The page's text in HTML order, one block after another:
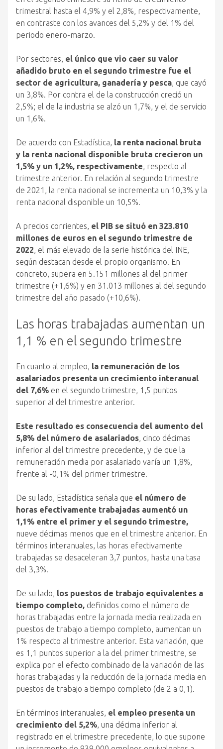
trimestral hasta el 4,9% y el 2,8%, respectivamente,
en contraste con los avances del 5,2% y del 1% del
periodo enero-marzo.
Por sectores, el único que vio caer su valor
añadido bruto en el segundo trimestre fue el
sector de agricultura, ganadería y pesca, que cayó
un 3,8%. Por contra el de la construcción creció un
2,5%; el de la industria se alzó un 1,7%, y el de servicio
un 1,6%.
De acuerdo con Estadística, la renta nacional bruta
y la renta nacional disponible bruta crecieron un
1,5% y un 1,2%, respectivamente, respecto al
trimestre anterior. En relación al segundo trimestre
de 2021, la renta nacional se incrementa un 10,3% y la
renta nacional disponible un 10,5%.
A precios corrientes, el PIB se situó en 323.810
millones de euros en el segundo trimestre de
2022, el más elevado de la serie histórica del INE,
según destacan desde el propio organismo. En
concreto, supera en 5.151 millones al del primer
trimestre (+1,6%) y en 31.013 millones al del segundo
trimestre del año pasado (+10,6%).
Las horas trabajadas aumentan un
1,1 % en el segundo trimestre
En cuanto al empleo, la remuneración de los
asalariados presenta un crecimiento interanual
del 7,6% en el segundo trimestre, 1,5 puntos
superior al del trimestre anterior.
Este resultado es consecuencia del aumento del
5,8% del número de asalariados, cinco décimas
inferior al del trimestre precedente, y de que la
remuneración media por asalariado varía un 1,8%,
frente al -0,1% del primer trimestre.
De su lado, Estadística señala que el número de
horas efectivamente trabajadas aumentó un
1,1% entre el primer y el segundo trimestre,
nueve décimas menos que en el trimestre anterior. En
términos interanuales, las horas efectivamente
trabajadas se desaceleran 3,7 puntos, hasta una tasa
del 3,3%.
De su lado, los puestos de trabajo equivalentes a
tiempo completo, definidos como el número de
horas trabajadas entre la jornada media realizada en
puestos de trabajo a tiempo completo, aumentan un
1% respecto al trimestre anterior. Esta variación, que
es 1,1 puntos superior a la del primer trimestre, se
explica por el efecto combinado de la variación de las
horas trabajadas y la reducción de la jornada media en
puestos de trabajo a tiempo completo (de 2 a 0,1).
En términos interanuales, el empleo presenta un
crecimiento del 5,2%, una décima inferior al
registrado en el trimestre precedente, lo que supone